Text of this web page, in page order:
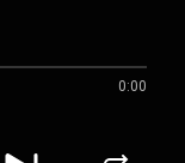
0:00